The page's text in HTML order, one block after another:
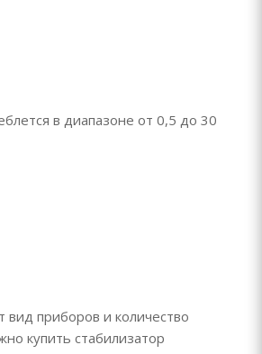
в диапазоне от 0,5 до 30
вид приборов и количество
купить стабилизатор